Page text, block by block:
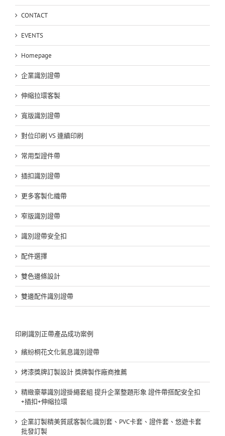
CONTACT
EVENTS
Homepage
企業識別證帶
伸縮拉環客製
寬版識別證帶
對位印刷 VS 連續印刷
常用型證件帶
插扣識別證帶
更多客製化織帶
窄版識別證帶
識別證帶安全扣
配件選擇
雙色邊條設計
雙邊配件識別證帶
印刷識別正帶產品成功案例
繽紛桐花文化氣息識別證帶
烤漆獎牌訂製設計 獎牌製作廠商推薦
精緻豪華識別證掛繩套組 提升企業整題形象 證件帶搭配安全扣
+插扣+伸縮拉環
企業訂製精美質感客製化識別套、PVC卡套、證件套、悠遊卡套
批發訂製